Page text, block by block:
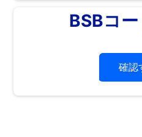
BSBコ
確認